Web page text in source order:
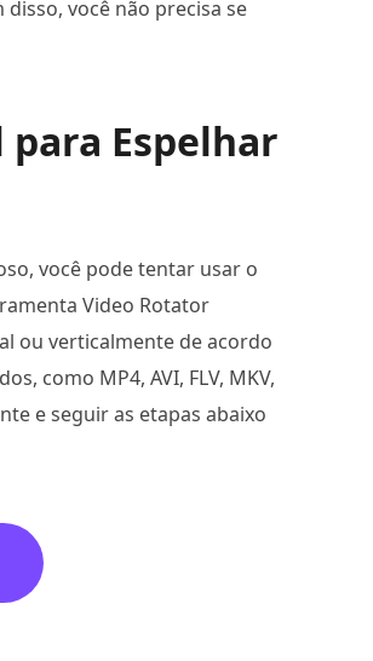
você não precisa se
Espelhar
você pode tentar usar o
Video Rotator
ou verticalmente de acordo
como MP4, AVI, FLV, MKV,
e seguir as etapas abaixo